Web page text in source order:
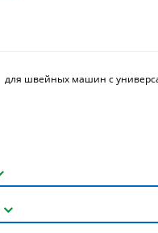
для швейных машин с